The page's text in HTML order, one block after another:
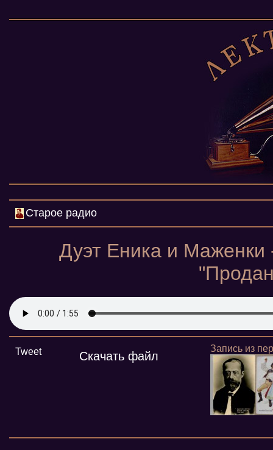
Старое радио
Дуэт Еника и
Tweet Скачать файл
Запись из